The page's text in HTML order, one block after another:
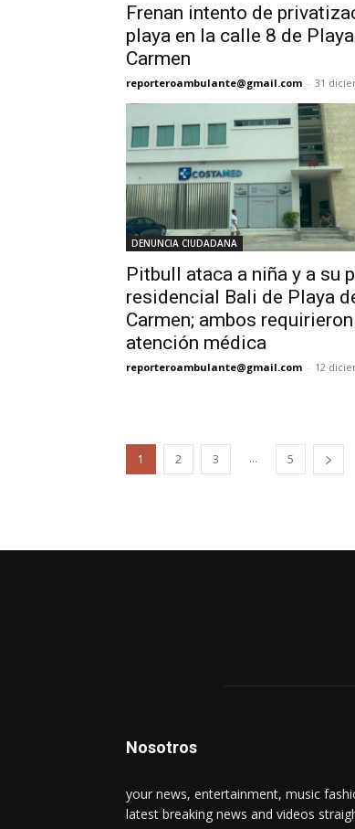
Frenan intento de
playa en la calle 8 de
Carmen
reporteroambulante@gmail.com - 31
DENUNCIA CIUDADANA
Pitbull ataca a niña y a su
residencial Bali de Playa
Carmen; ambos requirieron
atención médica
reporteroambulante@gmail.com - 12
1 2 3 ... 5
Nosotros
your news, entertainment, music
latest breaking news and videos